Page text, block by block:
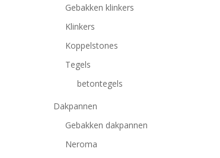
Druk op Enter om te zoeken of ESC om te
Gebakken klinkers
Klinkers
Koppelstones
Tegels
betontegels
Dakpannen
Gebakken dakpannen
Neroma